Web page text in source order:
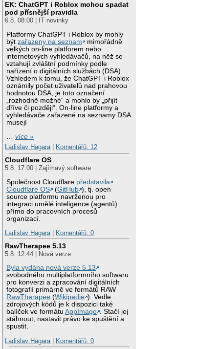
EK: ChatGPT i Roblox mohou spadat
pod přísnější pravidla
6.8. 08:00 | IT novinky
Platformy ChatGPT i Roblox by mohly
býtzařazeny na seznam
mimořádně
velkých on-line platforem nebo
internetových vyhledávačů, na něž se
vztahují zvláštní podmínky podle
nařízení o digitálních službách (DSA).
Vzhledem k tomu, že ChatGPT i Roblox
oznámily počet uživatelů nad prahovou
hodnotou DSA, je toto označení
„rozhodně možné“ a mohlo by „přijít
dříve či později“. On-line platformy a
vyhledávače zařazené na seznamy DSA
musejí
…více »
Ladislav Hagara| Komentářů: 12
Cloudflare OS
5.8. 17:00 | Zajímavý software
Společnost Cloudflare představila
Cloudflare OS
(GitHub ), tj. open
source platformu navrženou pro
integraci umělé inteligence (agentů)
přímo do pracovních procesů
organizací.
Ladislav Hagara| Komentářů: 0
RawTherapee 5.13
5.8. 12:44 | Nová verze
Byla vydána nová verze 5.13
svobodného multiplatformního softwaru
pro konverzi a zpracování digitálních
fotografií primárně ve formátů RAW
RawTherapee (Wikipedie ). Vedle
zdrojových kódů je k dispozici také
balíček ve formátuAppImage . Stačí jej
stáhnout, nastavit právo ke spuštění a
spustit.
Ladislav Hagara| Komentářů: 0